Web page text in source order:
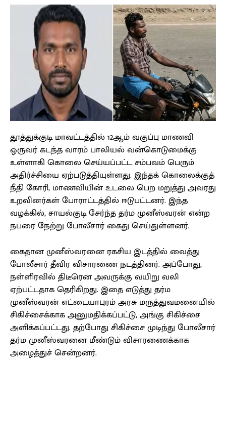
தூத்துக்குடி மாவட்டத்தில் 12ஆம் வகுப்பு மாணவி
ஒருவர் கடந்த வாரம் பாலியல் வன்கொடுமைக்கு
உள்ளாகி கொலை செய்யப்பட்ட சம்பவம் பெரும்
அதிர்ச்சியை ஏற்படுத்தியுள்ளது. இந்தக் கொலைக்குத்
நீதி கோரி, மாணவியின் உடலை பெற மறுத்து அவரது
உறவினர்கள் போராட்டத்தில் ஈடுபட்டனர். இந்த
வழக்கில், சாயல்குடி சேர்ந்த தர்ம முனீஸ்வரன் என்ற
நபரை நேற்று போலீசார் கைது செய்துள்ளனர்.
கைதான முனீஸ்வரனை ரகசிய இடத்தில் வைத்து
போலீசார் தீவிர விசாரணை நடத்தினர். அப்போது,
நள்ளிரவில் திடீரென அவருக்கு வயிறு வலி
ஏற்பட்டதாக தெரிகிறது. இதை எடுத்து தர்ம
முனீஸ்வரன் எட்டையாபுரம் அரசு மருத்துவமனையில்
சிகிச்சைக்காக அனுமதிக்கப்பட்டு, அங்கு சிகிச்சை
அளிக்கப்பட்டது. தற்போது சிகிச்சை முடிந்து போலீசார்
தர்ம முனீஸ்வரனை மீண்டும் விசாரணைக்காக
அழைத்துச் சென்றனர்.